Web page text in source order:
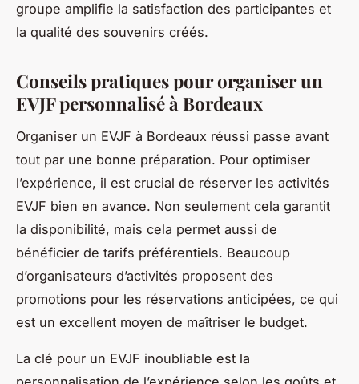
groupe amplifie la satisfaction des participantes et
la qualité des souvenirs créés.
Conseils pratiques pour organiser un
EVJF personnalisé à Bordeaux
Organiser un EVJF à Bordeaux réussi passe avant
tout par une bonne préparation. Pour optimiser
l’expérience, il est crucial de réserver les activités
EVJF bien en avance. Non seulement cela garantit
la disponibilité, mais cela permet aussi de
bénéficier de tarifs préférentiels. Beaucoup
d’organisateurs d’activités proposent des
promotions pour les réservations anticipées, ce qui
est un excellent moyen de maîtriser le budget.
La clé pour un EVJF inoubliable est la